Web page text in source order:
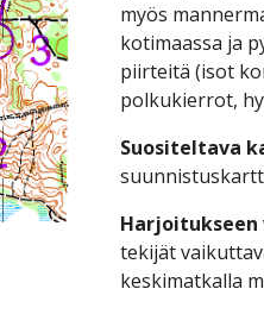
myös
kotimaassa ja
piirteitä (isot
polkukierrot,
Suositeltava
tekijät
keskimatkalla